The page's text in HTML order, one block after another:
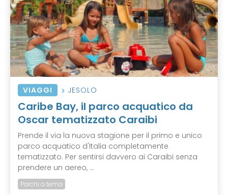
VIAGGI JESOLO
Caribe Bay, il parco acquatico da
Oscar tematizzato Caraibi
Prende il via la nuova stagione per il primo e unico
parco acquatico d'Italia completamente
tematizzato. Per sentirsi davvero ai Caraibi senza
prendere un aereo, ...
Parchi a tema